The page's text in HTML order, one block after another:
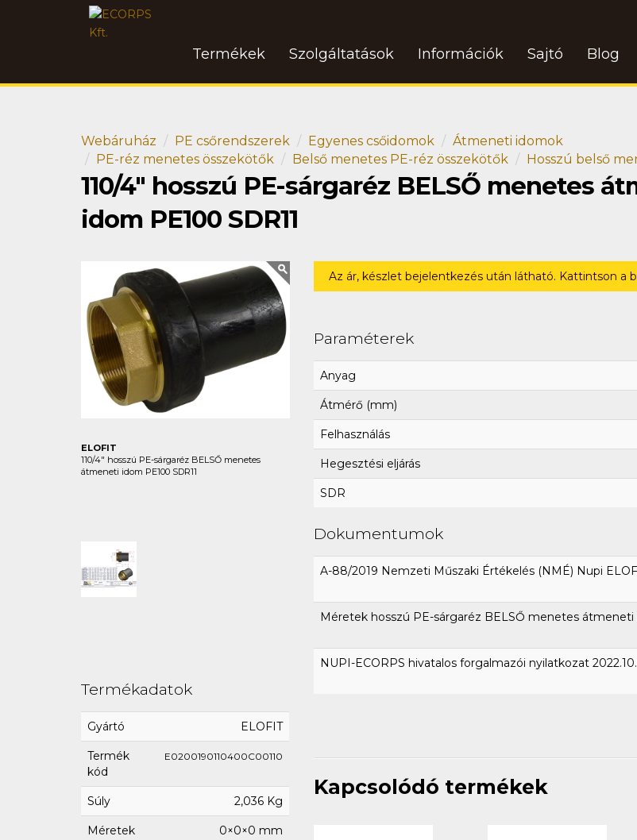
Termékek Szolgáltatások Információk Sajtó Blog
Webáruház PE csőrendszerek Egyenes csőidomok
Átmeneti idomok
PE-réz menetes összekötők
Belső menetes PE-réz összekötők Hosszú belső
110/4" hosszú PE-sárgaréz BELSŐ menetes
idom PE100 SDR11
ELOFIT
110/4" hosszú PE-sárgaréz BELSŐ menetes
átmeneti idom PE100 SDR11
Az ár, készlet bejelentkezés után látható. Kattintson a
Paraméterek
Anyag
Átmérő (mm)
Felhasználás
Hegesztési eljárás
SDR
Dokumentumok
A-88/2019 Nemzeti Műszaki Értékelés (NMÉ) Nupi
Méretek hosszú PE-sárgaréz BELSŐ menetes átmeneti
NUPI-ECORPS hivatalos forgalmazói nyilatkozat
Termékadatok
Gyártó ELOFIT
Termék
kód
E0200190110400C00110
Súly 2,036 Kg
Méretek 0×0×0 mm
Kapcsolódó termékek